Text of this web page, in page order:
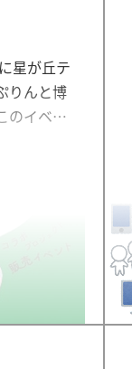
星が丘テ
りんと博
のイベ…